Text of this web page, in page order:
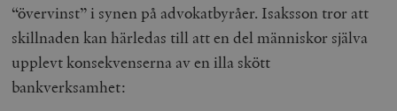
“övervinst” i synen på advokatbyråer. Isaksson tror att
skillnaden kan härledas till att en del människor själva
upplevt konsekvenserna av en illa skött
bankverksamhet: